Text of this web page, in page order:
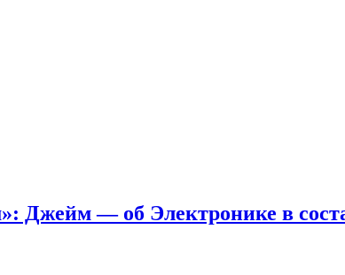
Джейм — об Электронике в